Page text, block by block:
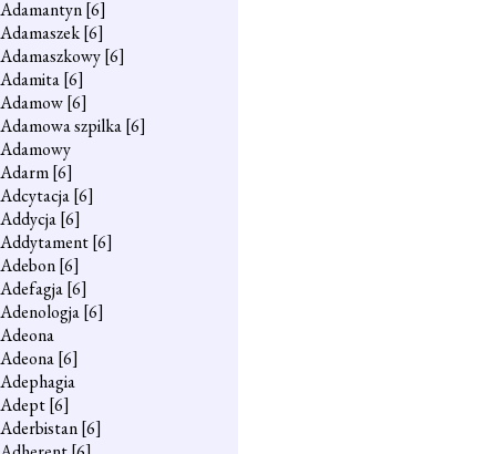
Adamantyn[6]
Adamaszek[6]
Adamaszkowy[6]
Adamita[6]
Adamow[6]
Adamowa szpilka[6]
Adamowy
Adarm[6]
Adcytacja[6]
Addycja[6]
Addytament[6]
Adebon[6]
Adefagja[6]
Adenologja[6]
Adeona
Adeona[6]
Adephagia
Adept[6]
Aderbistan[6]